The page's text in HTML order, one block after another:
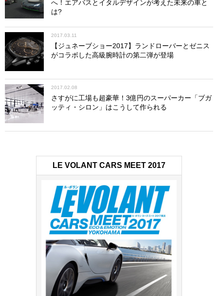
コンコルソ・デレガンツァ・ヴィラ・デステ
開催日：2017年5月26日～28日
開催地：イタリア・コモ湖畔
公式サイト
http://concorsodeleganzavilladeste.com/
グッドウッド・フェスティバル・オブ・スピード
開催地：英国チチェスター グッドウッド
公式サイト https://www.goodwood.com/flagship-
events/festival-of-speed/
ペブルビーチ・コンクール・デレガンス
開催日：2017年8月20日
開催地：米国カリフォルニア州ペブルビーチ
公式サイトhttp://www.pebblebeachconcours.net/
へ！エアバスとイタルデザインが考えた未来の車と
は?
2017.03.11
【ジュネーブショー2017】ランドローバーとゼニス
がコラボした高級腕時計の第二弾が登場
2017.02.08
さすがに工場も超豪華！3億円のスーパーカー「ブガ
ッティ・シロン」はこうして作られる
LE VOLANT CARS MEET 2017